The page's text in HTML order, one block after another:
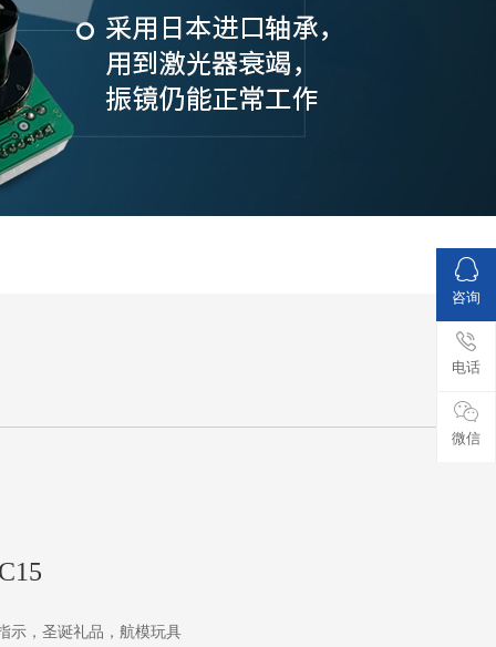
示，圣诞礼品，航模玩具
咨询
电话
微信